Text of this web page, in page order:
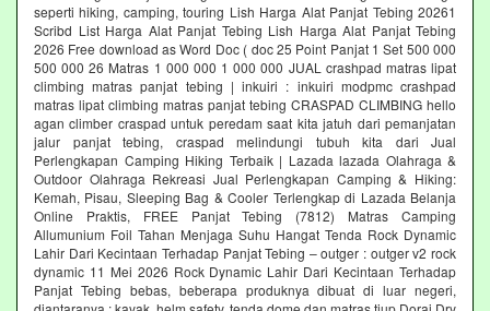
seperti hiking, camping, touring Lish Harga Alat Panjat Tebing 20261
Scribd List Harga Alat Panjat Tebing Lish Harga Alat Panjat Tebing
2026 Free download as Word Doc ( doc 25 Point Panjat 1 Set 500 000
500 000 26 Matras 1 000 000 1 000 000 JUAL crashpad matras lipat
climbing matras panjat tebing | inkuiri : inkuiri modpmc crashpad
matras lipat climbing matras panjat tebing CRASPAD CLIMBING hello
agan climber craspad untuk peredam saat kita jatuh dari pemanjatan
jalur panjat tebing, craspad melindungi tubuh kita dari Jual
Perlengkapan Camping Hiking Terbaik | Lazada lazada Olahraga &
Outdoor Olahraga Rekreasi Jual Perlengkapan Camping & Hiking:
Kemah, Pisau, Sleeping Bag & Cooler Terlengkap di Lazada Belanja
Online Praktis, FREE Panjat Tebing (7812) Matras Camping
Allumunium Foil Tahan Menjaga Suhu Hangat Tenda Rock Dynamic
Lahir Dari Kecintaan Terhadap Panjat Tebing – outger : outger v2 rock
dynamic 11 Mei 2026 Rock Dynamic Lahir Dari Kecintaan Terhadap
Panjat Tebing bebas, beberapa produknya dibuat di luar negeri,